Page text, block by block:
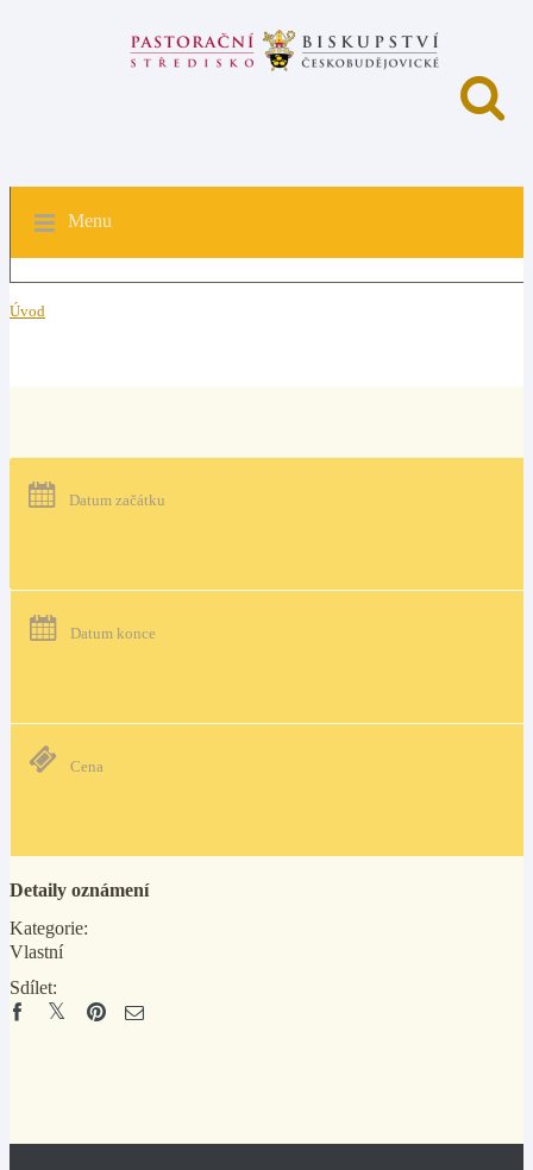
Menu
Úvod
Datum začátku
Datum konce
Cena
Detaily oznámení
Kategorie:
Vlastní
Sdílet: